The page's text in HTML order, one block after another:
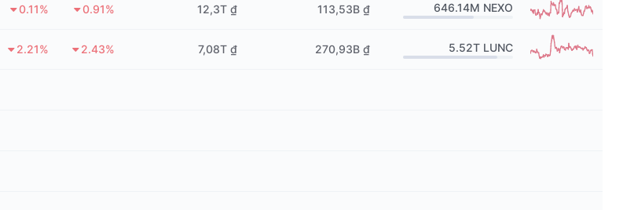
0.11% 0.91% 12,3T ₫ 113,53B ₫ 646.14M NEXO
2.21% 2.43% 7,08T ₫ 270,93B ₫ 5.52T LUNC